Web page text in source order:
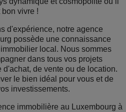
bon vivre !
d'expérience, notre agence
possède une connaissance
local. Nous sommes
dans tous vos projets
de vente ou de location.
le bien idéal pour vous et de
investissements.
immobilière au Luxembourg à